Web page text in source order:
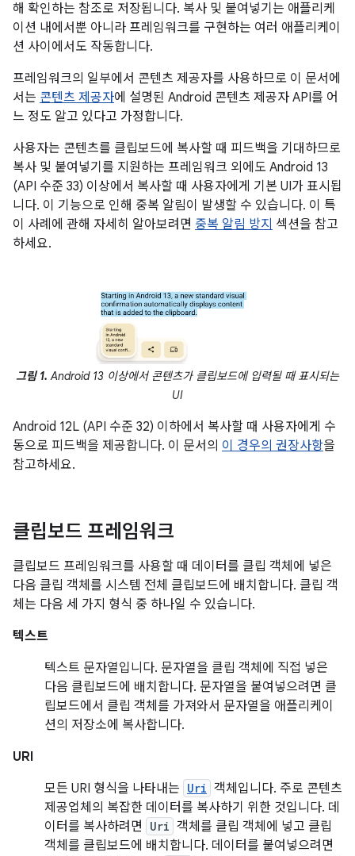
해 확인하는 참조로 저장됩니다. 복사 및 붙여넣기는 애플리케
이션 내에서뿐 아니라 프레임워크를 구현하는 여러 애플리케이
션 사이에서도 작동합니다.
프레임워크의 일부에서 콘텐츠 제공자를 사용하므로 이 문서에
서는 콘텐츠 제공자에 설명된 Android 콘텐츠 제공자 API를 어
느 정도 알고 있다고 가정합니다.
사용자는 콘텐츠를 클립보드에 복사할 때 피드백을 기대하므로
복사 및 붙여넣기를 지원하는 프레임워크 외에도 Android 13
(API 수준 33) 이상에서 복사할 때 사용자에게 기본 UI가 표시됩
니다. 이 기능으로 인해 중복 알림이 발생할 수 있습니다. 이 특
이 사례에 관해 자세히 알아보려면 중복 알림 방지 섹션을 참고
하세요.
그림 1. Android 13 이상에서 콘텐츠가 클립보드에 입력될 때 표시되는
UI
Android 12L (API 수준 32) 이하에서 복사할 때 사용자에게 수
동으로 피드백을 제공합니다. 이 문서의 이 경우의 권장사항을
참고하세요.
클립보드 프레임워크
클립보드 프레임워크를 사용할 때 데이터를 클립 객체에 넣은
다음 클립 객체를 시스템 전체 클립보드에 배치합니다. 클립 객
체는 다음 세 가지 형식 중 하나일 수 있습니다.
텍스트
텍스트 문자열입니다. 문자열을 클립 객체에 직접 넣은
다음 클립보드에 배치합니다. 문자열을 붙여넣으려면 클
립보드에서 클립 객체를 가져와서 문자열을 애플리케이
션의 저장소에 복사합니다.
URI
모든 URI 형식을 나타내는 Uri 객체입니다. 주로 콘텐츠
제공업체의 복잡한 데이터를 복사하기 위한 것입니다. 데
이터를 복사하려면
Uri 객체를 클립 객체에 넣고 클립
객체를 클립보드에 배치합니다. 데이터를 붙여넣으려면